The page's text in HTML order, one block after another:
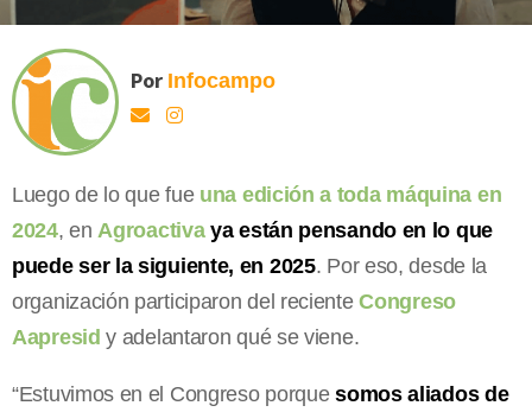
Por Infocampo
Luego de lo que fue una edición a toda máquina en
2024, en Agroactivaya están pensando en lo que
puede ser la siguiente, en 2025. Por eso, desde la
organización participaron del recienteCongreso
Aapresid y adelantaron qué se viene.
“Estuvimos en el Congreso porquesomos aliados de